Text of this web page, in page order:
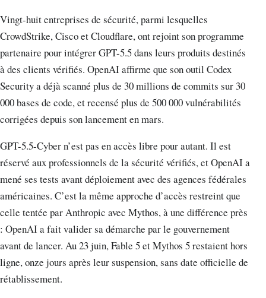
Vingt-huit entreprises de sécurité, parmi lesquelles
CrowdStrike, Cisco et Cloudflare, ont rejoint son programme
partenaire pour intégrer GPT-5.5 dans leurs produits destinés
à des clients vérifiés. OpenAI affirme que son outil Codex
Security a déjà scanné plus de 30 millions de commits sur 30
000 bases de code, et recensé plus de 500 000 vulnérabilités
corrigées depuis son lancement en mars.
GPT-5.5-Cyber n’est pas en accès libre pour autant. Il est
réservé aux professionnels de la sécurité vérifiés, et OpenAI a
mené ses tests avant déploiement avec des agences fédérales
américaines. C’est la même approche d’accès restreint que
celle tentée par Anthropic avec Mythos, à une différence près
: OpenAI a fait valider sa démarche par le gouvernement
avant de lancer. Au 23 juin, Fable 5 et Mythos 5 restaient hors
ligne, onze jours après leur suspension, sans date officielle de
rétablissement.